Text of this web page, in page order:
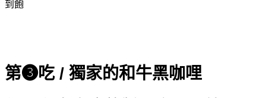
第❸吃 / 獨家的和牛黑咖哩